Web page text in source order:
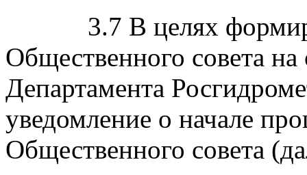
3.7 В целях
Общественного совета
Департамента
уведомление о начале
Общественного совета